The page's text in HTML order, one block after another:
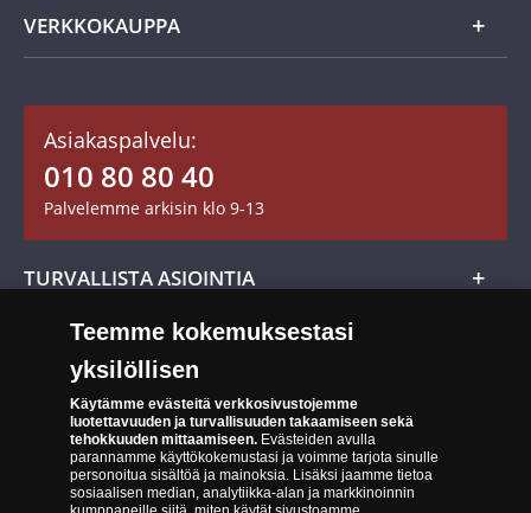
Keräilytarvikkeet
Mitalit
Asiakaspalvelu
VERKKOKAUPPA
Asiakastili / Omat sivut
Toimitusehdot
Maksutavat
Evästeet Suomen Monetan verkkokaupassa
Saavutettavuusseloste
Asiakaspalvelu:
010 80 80 40
Palvelemme arkisin klo 9-13
TURVALLISTA ASIOINTIA
Turvallinen kumppani
Aitous- ja laatutakuu
14 päivän palautusoikeus
Teemme kokemuksestasi
yksilöllisen
Käytämme evästeitä verkkosivustojemme
luotettavuuden ja turvallisuuden takaamiseen sekä
tehokkuuden mittaamiseen.Evästeiden avulla
parannamme käyttökokemustasi ja voimme tarjota sinulle
personoitua sisältöä ja mainoksia. Lisäksi jaamme tietoa
sosiaalisen median, analytiikka-alan ja markkinoinnin